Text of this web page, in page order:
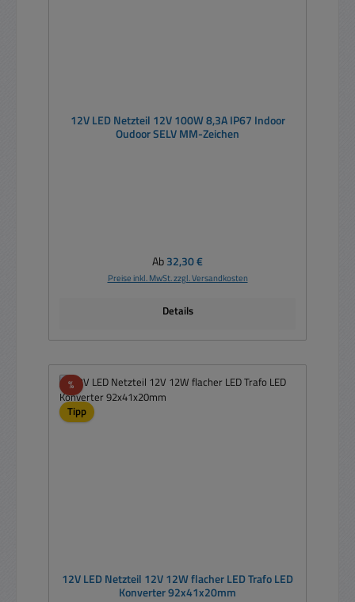
12V LED Netzteil 12V 100W 8,3A IP67 Indoor
Oudoor SELV MM-Zeichen
Regulärer Preis:
Ab32,30 €
Preise inkl. MwSt. zzgl. Versandkosten
Details
%Rabatt
Tipp
12V LED Netzteil 12V 12W flacher LED Trafo LED
Konverter 92x41x20mm